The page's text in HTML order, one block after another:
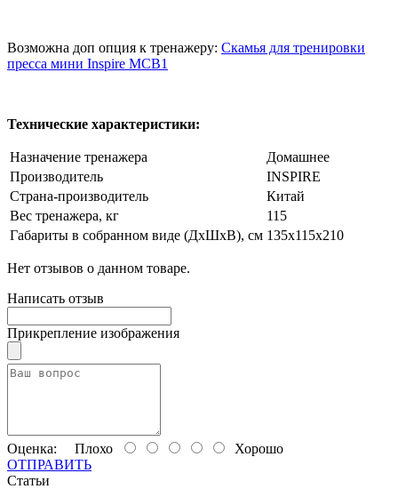
Возможна доп опция к тренажеру: Скамья для тренировки
пресса мини Inspire МСВ1
Технические характеристики:
Назначение тренажера
Домашнее
Производитель
INSPIRE
Страна-производитель
Китай
Вес тренажера, кг
115
Габариты в собранном виде (ДхШхВ), см 135х115х210
Нет отзывов о данном товаре.
Написать отзыв
Прикрепление изображения
Оценка: Плохо
Хорошо
ОТПРАВИТЬ
Статьи